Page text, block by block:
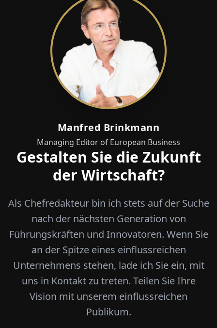
Manfred Brinkmann
Managing Editor of European Business
Gestalten Sie die Zukunft
der Wirtschaft?
Als Chefredakteur bin ich stets auf der Suche
nach der nächsten Generation von
Führungskräften und Innovatoren. Wenn Sie
an der Spitze eines einflussreichen
Unternehmens stehen, lade ich Sie ein, mit
uns in Kontakt zu treten. Teilen Sie Ihre
Vision mit unserem einflussreichen
Publikum.